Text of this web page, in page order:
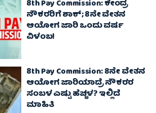
8th Pay Commission: ಕೇಂದ್ರ
ನೌಕರರಿಗೆ ಶಾಕ್; 8ನೇ ವೇತನ
ಆಯೋಗ ಜಾರಿ ಒಂದು ವರ್ಷ
ವಿಳಂಬ!
8th Pay Commission: 8ನೇ ವೇತನ
ಆಯೋಗ ಜಾರಿಯಾದ್ರೆ ನೌಕರರ
ಸಂಬಳ ಎಷ್ಟು ಹೆಚ್ಚಳ? ಇಲ್ಲಿದೆ
ಮಾಹಿತಿ